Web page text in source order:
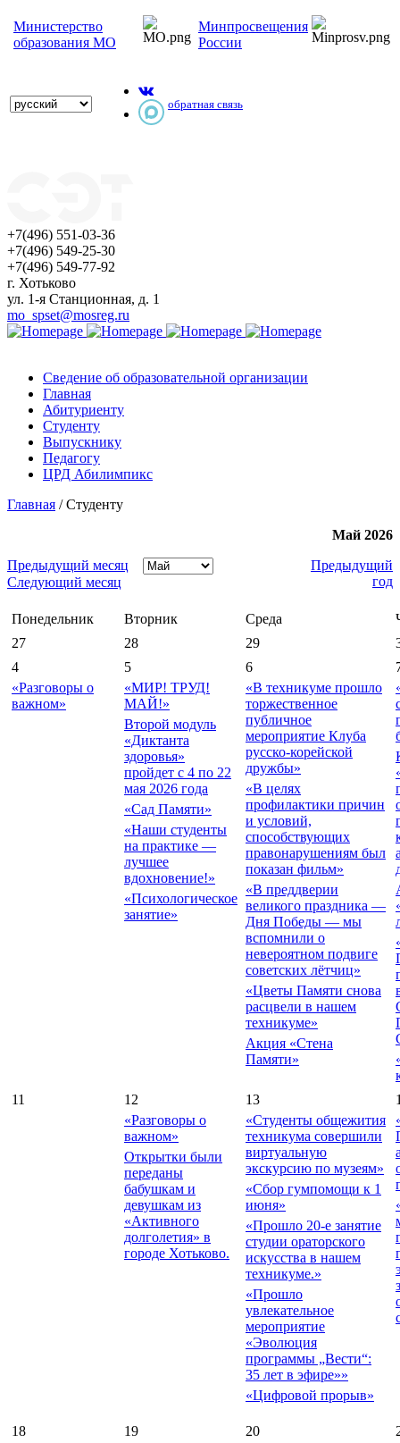
Министерство
образования МО
Минпросвещения
России
обратная связь
+7(496) 551-03-36
+7(496) 549-25-30
+7(496) 549-77-92
г. Хотьково
ул. 1-я Станционная, д. 1
mo_spset@mosreg.ru
Сведение об образовательной организации
Главная
Абитуриенту
Студенту
Выпускнику
Педагогу
ЦРД Абилимпикс
Главная /Студенту
Май 2026
Предыдущий месяц
Следующий месяц
Предыдущий
год
Понедельник Вторник Среда
27
28 29
4
«Разговоры о
важном»
5
«МИР! ТРУД!
МАЙ!»
Второй модуль
«Диктанта
здоровья»
пройдет с 4 по 22
мая 2026 года
«Сад Памяти»
«Наши студенты
на практике —
лучшее
вдохновение!»
«Психологическое
занятие»
6
«В техникуме прошло
торжественное
публичное
мероприятие Клуба
русско-корейской
дружбы»
«В целях
профилактики причин
и условий,
способствующих
правонарушениям был
показан фильм»
«В преддверии
великого праздника —
Дня Победы — мы
вспомнили о
невероятном подвиге
советских лётчиц»
«Цветы Памяти снова
расцвели в нашем
техникуме»
Акция «Стена
Памяти»
11
12
«Разговоры о
важном»
Открытки были
переданы
бабушкам и
девушкам из
«Активного
долголетия» в
городе Хотьково.
13
«Студенты общежития
техникума совершили
виртуальную
экскурсию по музеям»
«Сбор гумпомощи к 1
июня»
«Прошло 20-е занятие
студии ораторского
искусства в нашем
техникуме.»
«Прошло
увлекательное
мероприятие
«Эволюция
программы „Вести“:
35 лет в эфире»»
«Цифровой прорыв»
18
19
20